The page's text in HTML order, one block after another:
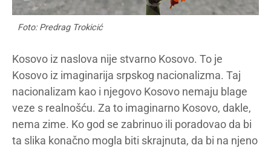
Foto: Predrag Trokicić
Kosovo iz naslova nije stvarno Kosovo. To je
Kosovo iz imaginarija srpskog nacionalizma. Taj
nacionalizam kao i njegovo Kosovo nemaju blage
veze s realnošću. Za to imaginarno Kosovo, dakle,
nema zime. Ko god se zabrinuo ili poradovao da bi
ta slika konačno mogla biti skrajnuta, da bi na njeno